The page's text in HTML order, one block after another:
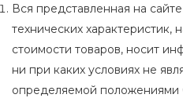
Вся представленная на
технических характеристик,
стоимости товаров, носит
ни при каких условиях не
определяемой положениями